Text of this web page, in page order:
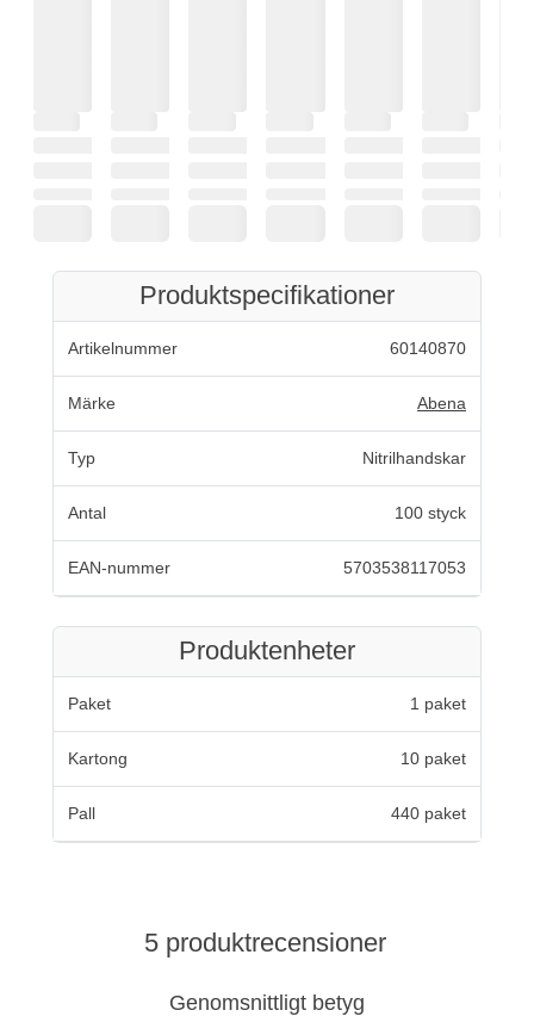
Produktspecifikationer
Artikelnummer 60140870
Märke Abena
Typ Nitrilhandskar
Antal 100 styck
EAN-nummer 5703538117053
Produktenheter
Paket 1 paket
Kartong 10 paket
Pall 440 paket
5 produktrecensioner
Genomsnittligt betyg